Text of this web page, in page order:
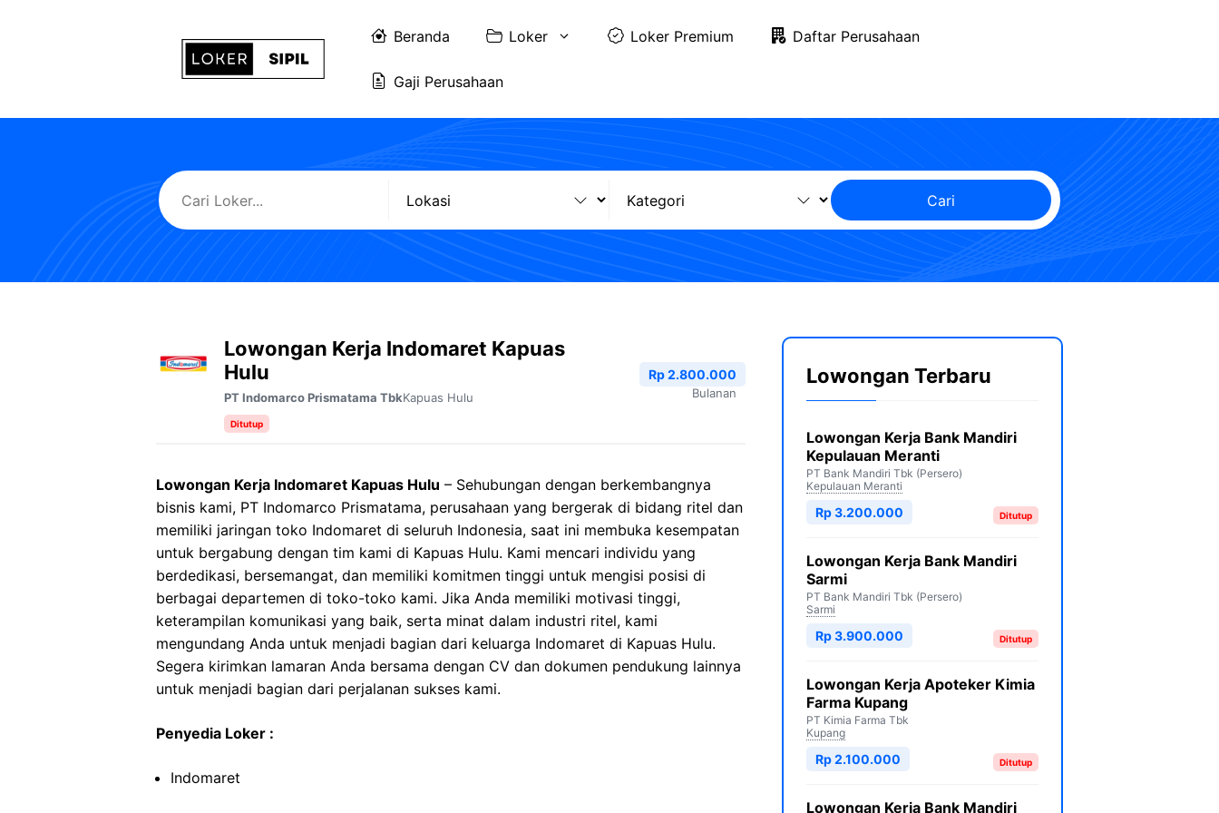
Beranda Loker Loker Premium Daftar Perusahaan
Gaji Perusahaan
Cari
Lowongan Kerja Indomaret Kapuas
Hulu
PT Indomarco Prismatama TbkKapuas Hulu
Ditutup
Rp 2.800.000
Bulanan
Lowongan Kerja Indomaret Kapuas Hulu – Sehubungan dengan berkembangnya
bisnis kami, PT Indomarco Prismatama, perusahaan yang bergerak di bidang ritel dan
memiliki jaringan toko Indomaret di seluruh Indonesia, saat ini membuka kesempatan
untuk bergabung dengan tim kami di Kapuas Hulu. Kami mencari individu yang
berdedikasi, bersemangat, dan memiliki komitmen tinggi untuk mengisi posisi di
berbagai departemen di toko-toko kami. Jika Anda memiliki motivasi tinggi,
keterampilan komunikasi yang baik, serta minat dalam industri ritel, kami
mengundang Anda untuk menjadi bagian dari keluarga Indomaret di Kapuas Hulu.
Segera kirimkan lamaran Anda bersama dengan CV dan dokumen pendukung lainnya
untuk menjadi bagian dari perjalanan sukses kami.
Penyedia Loker :
Indomaret
Lowongan Terbaru
Lowongan Kerja Bank Mandiri
Kepulauan Meranti
PT Bank Mandiri Tbk (Persero)
Kepulauan Meranti
Ditutup
Rp 3.200.000
Lowongan Kerja Bank Mandiri
Sarmi
PT Bank Mandiri Tbk (Persero)
Sarmi
Ditutup
Rp 3.900.000
Lowongan Kerja Apoteker Kimia
Farma Kupang
PT Kimia Farma Tbk
Kupang
Ditutup
Rp 2.100.000
Lowongan Kerja Bank Mandiri